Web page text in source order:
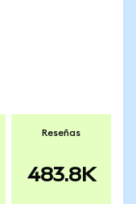
Reseñas
483.8K